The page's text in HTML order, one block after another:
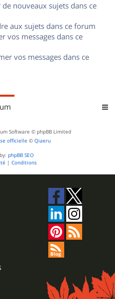
nouveaux sujets dans ce
aux sujets dans ce forum
vos messages dans ce
vos messages dans ce
Software © phpBB Limited
officielle © Qiaeru
phpBB SEO
| Conditions